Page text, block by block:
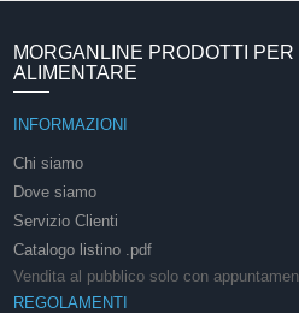
MORGANLINE PRODOTTI
ALIMENTARE
INFORMAZIONI
Chi siamo
Dove siamo
Servizio Clienti
Catalogo listino .pdf
Vendita al pubblico solo con
REGOLAMENTI